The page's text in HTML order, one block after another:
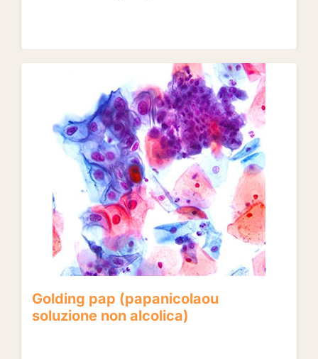
Golding pap (papanicolaou
soluzione non alcolica)